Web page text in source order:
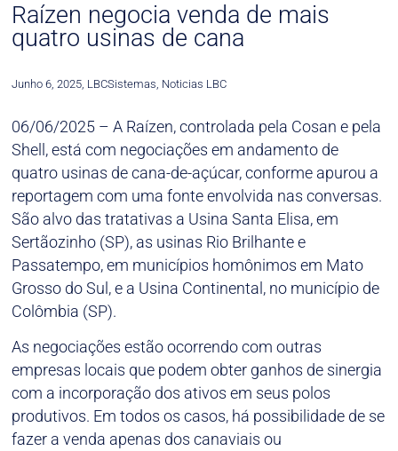
Raízen negocia venda de mais
quatro usinas de cana
Junho 6, 2025, LBCSistemas, Noticias LBC
06/06/2025 –A Raízen, controlada pela Cosan e pela
Shell, está com negociações em andamento de
quatro usinas de cana-de-açúcar, conforme apurou a
reportagem com uma fonte envolvida nas conversas.
São alvo das tratativas a Usina Santa Elisa, em
Sertãozinho (SP), as usinas Rio Brilhante e
Passatempo, em municípios homônimos em Mato
Grosso do Sul, e a Usina Continental, no município de
Colômbia (SP).
As negociações estão ocorrendo com outras
empresas locais que podem obter ganhos de sinergia
com a incorporação dos ativos em seus polos
produtivos. Em todos os casos, há possibilidade de se
fazer a venda apenas dos canaviais ou